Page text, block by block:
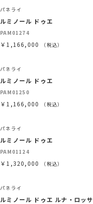
パネライ
ルミノール ドゥエ
PAM01274
￥1,166,000 （税込）
パネライ
ルミノール ドゥエ
PAM01250
￥1,166,000 （税込）
パネライ
ルミノール ドゥエ
PAM01124
￥1,320,000 （税込）
パネライ
ルミノール ドゥエ ルナ・ロッサ